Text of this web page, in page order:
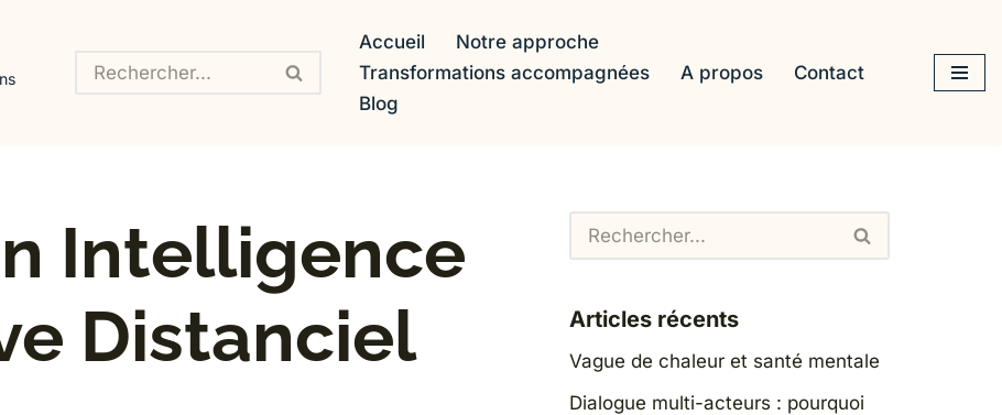
Accueil
Notre approche
Transformations accompagnées
A propos
Contact
Blog
Intelligence
Distanciel
Articles récents
Vague de chaleur et santé mentale
Dialogue multi-acteurs : pourquoi